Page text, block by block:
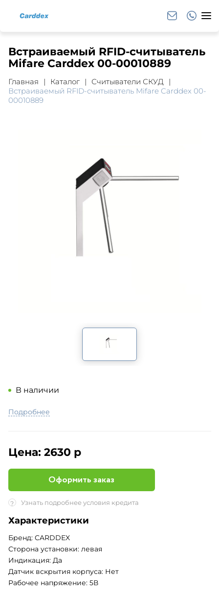
Встраиваемый RFID-считыватель
Mifare Carddex 00-00010889
Главная Каталог
Считыватели СКУД
Встраиваемый RFID-считыватель Mifare Carddex 00-
00010889
В наличии
Подробнее
Цена: 2630 р
Оформить заказ
? Узнать подробнее условия кредита
Характеристики
Бренд: CARDDEX
Сторона установки: левая
Индикация: Да
Датчик вскрытия корпуса: Нет
Рабочее напряжение: 5В